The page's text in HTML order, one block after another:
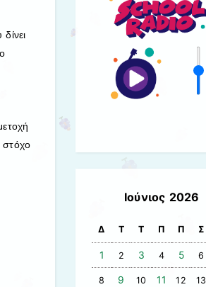
στόχο
Ιούνιος 2026
Δ Τ Τ Π Π Σ
1 2 3 4 5 6
8 9 10 11 12 13